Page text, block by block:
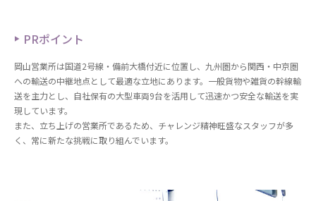
PRポイント
岡山営業所は国道2号線・備前大橋付近に位置し、九州圏から関西・中京圏
への輸送の中継地点として最適な立地にあります。一般貨物や雑貨の幹線輸
送を主力とし、自社保有の大型車両9台を活用して迅速かつ安全な輸送を実
現しています。
また、立ち上げの営業所であるため、チャレンジ精神旺盛なスタッフが多
く、常に新たな挑戦に取り組んでいます。